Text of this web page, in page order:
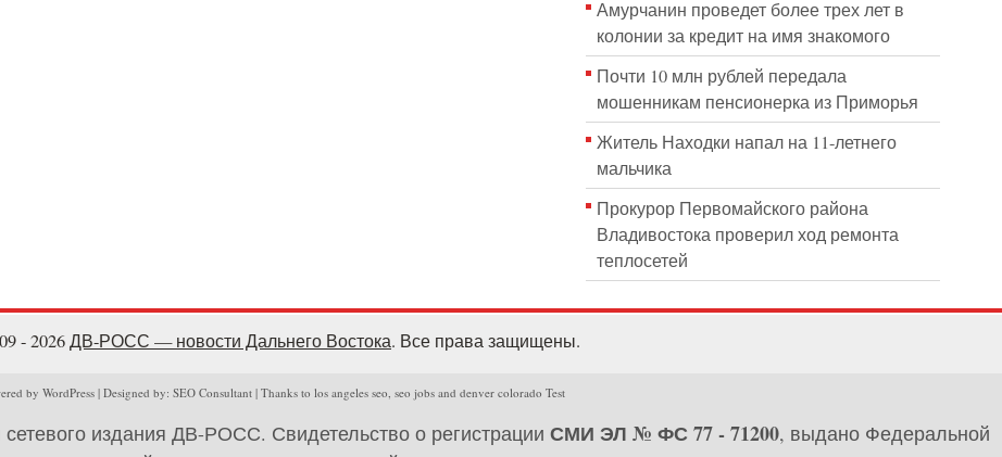
Амурчанин проведет более трех лет в
колонии за кредит на имя знакомого
Почти 10 млн рублей передала
мошенникам пенсионерка из Приморья
Житель Находки напал на 11-летнего
мальчика
Прокурор Первомайского района
Владивостока проверил ход ремонта
теплосетей
- 2026ДВ-РОСС — новости Дальнего Востока. Все права защищены.
by WordPress | Designed by: SEO Consultant | Thanks to los angeles seo, seo jobs and denver colorado Test
издания ДВ-РОСС. Свидетельство о регистрации СМИ ЭЛ № ФС 77 - 71200, выдано Федеральной